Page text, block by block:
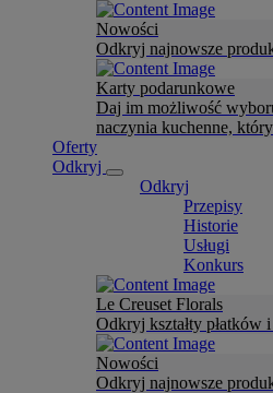
Nowości
Odkryj najnowsze
Karty podarunkowe
Daj im możliwość
naczynia kuchenne,
Oferty
Odkryj
Odkryj
Przepisy
Historie
Usługi
Konkurs
Le Creuset Florals
Odkryj kształty płatków
Nowości
Odkryj najnowsze